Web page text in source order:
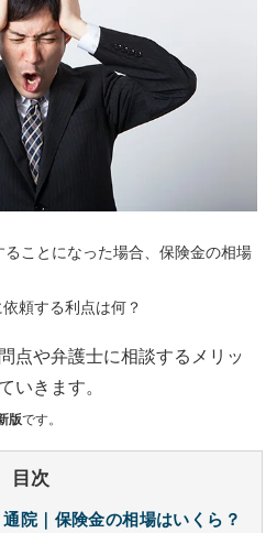
ることになった場合、保険金の相場
頼する利点は何？
点や弁護士に相談するメリッ
いきます。
版です。
目次
院｜保険金の相場はいくら？